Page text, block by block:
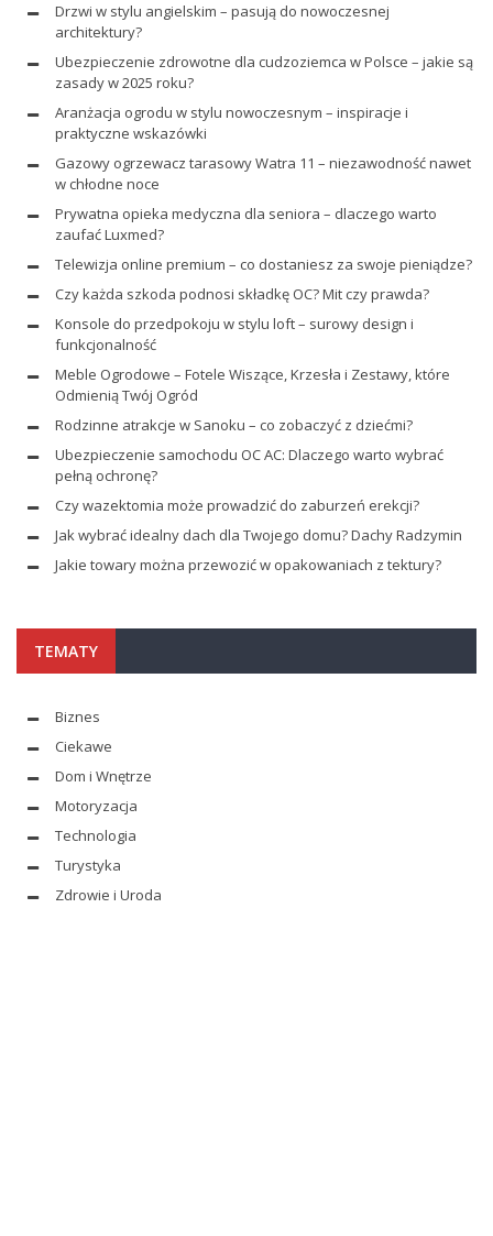
Drzwi w stylu angielskim – pasują do nowoczesnej
architektury?
Ubezpieczenie zdrowotne dla cudzoziemca w Polsce – jakie są
zasady w 2025 roku?
Aranżacja ogrodu w stylu nowoczesnym – inspiracje i
praktyczne wskazówki
Gazowy ogrzewacz tarasowy Watra 11 – niezawodność nawet
w chłodne noce
Prywatna opieka medyczna dla seniora – dlaczego warto
zaufać Luxmed?
Telewizja online premium – co dostaniesz za swoje pieniądze?
Czy każda szkoda podnosi składkę OC? Mit czy prawda?
Konsole do przedpokoju w stylu loft – surowy design i
funkcjonalność
Meble Ogrodowe – Fotele Wiszące, Krzesła i Zestawy, które
Odmienią Twój Ogród
Rodzinne atrakcje w Sanoku – co zobaczyć z dziećmi?
Ubezpieczenie samochodu OC AC: Dlaczego warto wybrać
pełną ochronę?
Czy wazektomia może prowadzić do zaburzeń erekcji?
Jak wybrać idealny dach dla Twojego domu? Dachy Radzymin
Jakie towary można przewozić w opakowaniach z tektury?
TEMATY
Biznes
Ciekawe
Dom i Wnętrze
Motoryzacja
Technologia
Turystyka
Zdrowie i Uroda